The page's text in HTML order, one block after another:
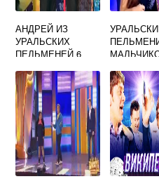
АНДРЕЙ ИЗ
УРАЛЬСКИХ
ПЕЛЬМЕНЕЙ 6
НА БУКВУ Р